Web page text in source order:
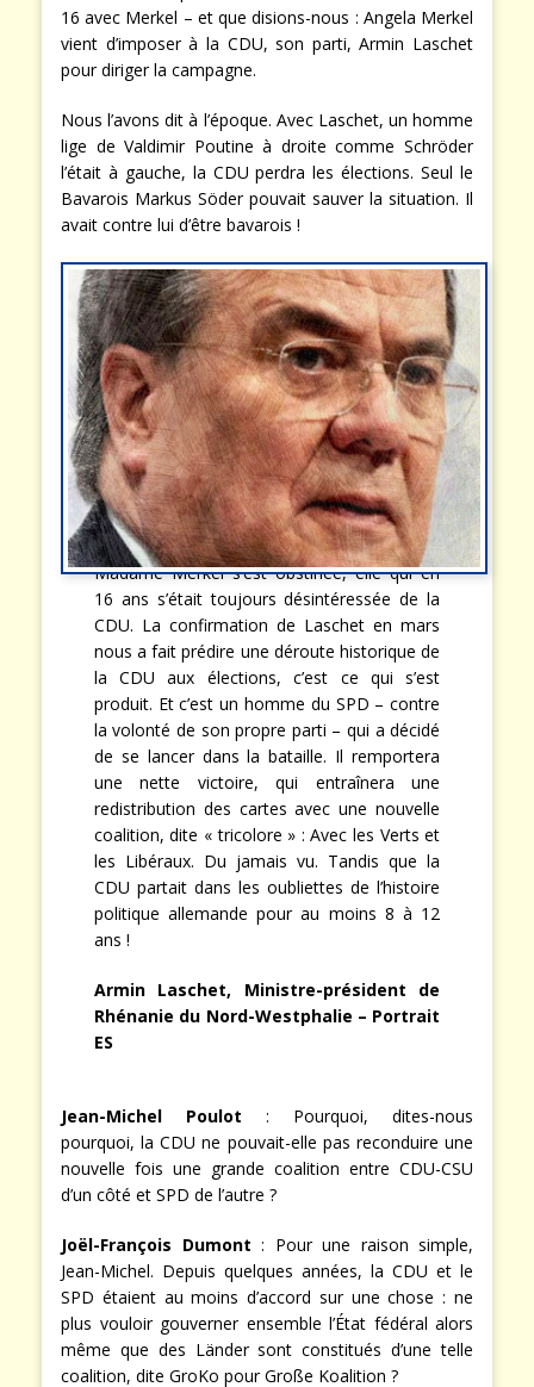
16 avec Merkel – et que disions-nous : Angela Merkel
vient d’imposer à la CDU, son parti, Armin Laschet
pour diriger la campagne.
Nous l’avons dit à l’époque. Avec Laschet, un homme
lige de Valdimir Poutine à droite comme Schröder
l’était à gauche, la CDU perdra les élections. Seul le
Bavarois Markus Söder pouvait sauver la situation. Il
avait contre lui d’être bavarois !
Madame Merkel s’est obstinée, elle qui en
16 ans s’était toujours désintéressée de la
CDU. La confirmation de Laschet en mars
nous a fait prédire une déroute historique de
la CDU aux élections, c’est ce qui s’est
produit. Et c’est un homme du SPD – contre
la volonté de son propre parti – qui a décidé
de se lancer dans la bataille. Il remportera
une nette victoire, qui entraînera une
redistribution des cartes avec une nouvelle
coalition, dite « tricolore » : Avec les Verts et
les Libéraux. Du jamais vu. Tandis que la
CDU partait dans les oubliettes de l’histoire
politique allemande pour au moins 8 à 12
ans !
Armin Laschet, Ministre-président de
Rhénanie du Nord-Westphalie – Portrait
ES
Jean-Michel Poulot : Pourquoi, dites-nous
pourquoi, la CDU ne pouvait-elle pas reconduire une
nouvelle fois une grande coalition entre CDU-CSU
d’un côté et SPD de l’autre ?
Joël-François Dumont : Pour une raison simple,
Jean-Michel. Depuis quelques années, la CDU et le
SPD étaient au moins d’accord sur une chose : ne
plus vouloir gouverner ensemble l’État fédéral alors
même que des Länder sont constitués d’une telle
coalition, dite GroKo pour Große Koalition ?